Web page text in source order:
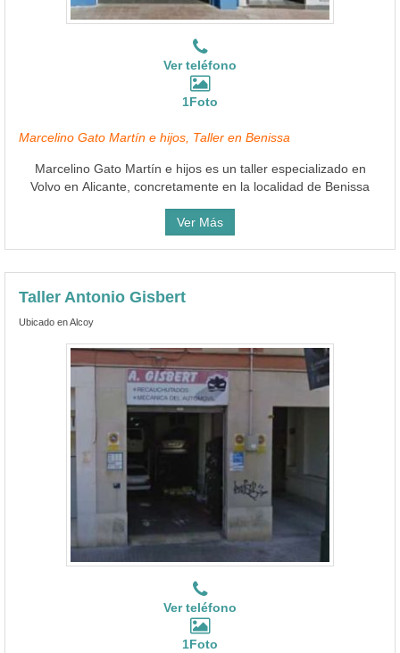
Ver teléfono
1Foto
Marcelino Gato Martín e hijos, Taller en Benissa
Marcelino Gato Martín e hijos es un taller especializado en
Volvo en Alicante, concretamente en la localidad de Benissa
Ver Más
Taller Antonio Gisbert
Ubicado en Alcoy
Ver teléfono
1Foto